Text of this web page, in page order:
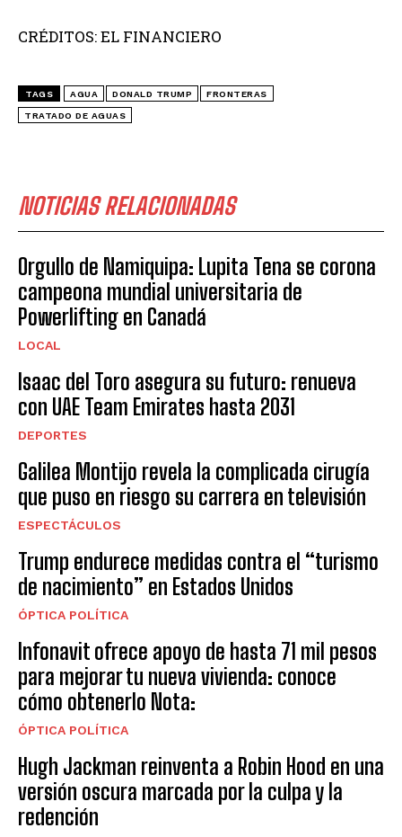
CRÉDITOS: EL FINANCIERO
TAGS AGUA DONALD TRUMP FRONTERAS
TRATADO DE AGUAS
NOTICIAS RELACIONADAS
Orgullo de Namiquipa: Lupita Tena se corona
campeona mundial universitaria de
Powerlifting en Canadá
LOCAL
Isaac del Toro asegura su futuro: renueva
con UAE Team Emirates hasta 2031
DEPORTES
Galilea Montijo revela la complicada cirugía
que puso en riesgo su carrera en televisión
ESPECTÁCULOS
Trump endurece medidas contra el “turismo
de nacimiento” en Estados Unidos
ÓPTICA POLÍTICA
Infonavit ofrece apoyo de hasta 71 mil pesos
para mejorar tu nueva vivienda: conoce
cómo obtenerlo Nota:
ÓPTICA POLÍTICA
Hugh Jackman reinventa a Robin Hood en una
versión oscura marcada por la culpa y la
redención